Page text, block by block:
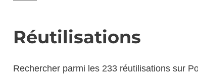
Réutilisations
Rechercher parmi les 233 réutilisations sur